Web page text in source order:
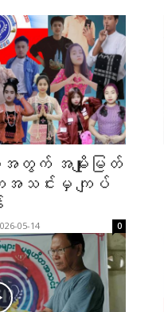
ားအတွက် အမျိုးမြတ်
သင်းမှ ကျပ်
05-14 0